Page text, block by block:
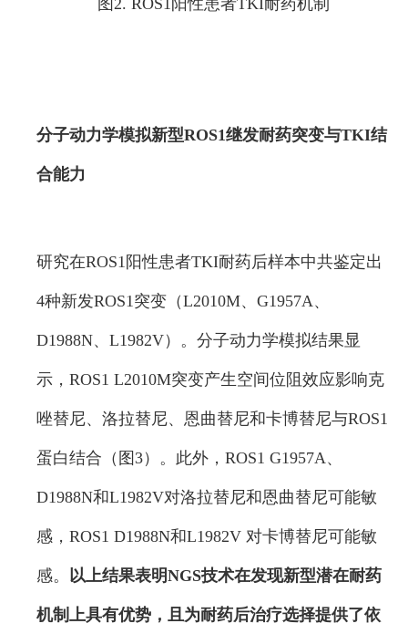
图2. ROS1阳性患者TKI耐药机制
分子动力学模拟新型ROS1继发耐药突变与TKI结
合能力
研究在ROS1阳性患者TKI耐药后样本中共鉴定出
4种新发ROS1突变（L2010M、G1957A、
D1988N、L1982V）。分子动力学模拟结果显
示，ROS1 L2010M突变产生空间位阻效应影响克
唑替尼、洛拉替尼、恩曲替尼和卡博替尼与ROS1
蛋白结合（图3）。此外，ROS1 G1957A、
D1988N和L1982V对洛拉替尼和恩曲替尼可能敏
感，ROS1 D1988N和L1982V 对卡博替尼可能敏
感。 以上结果表明NGS技术在发现新型潜在耐药
机制上具有优势，且为耐药后治疗选择提供了依